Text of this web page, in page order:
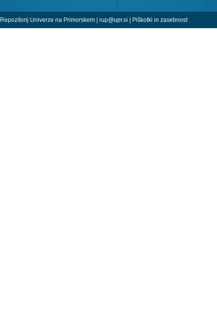
Repozitorij Univerze na Primorskem | rup@upr.si | Piškotki in zasebnost